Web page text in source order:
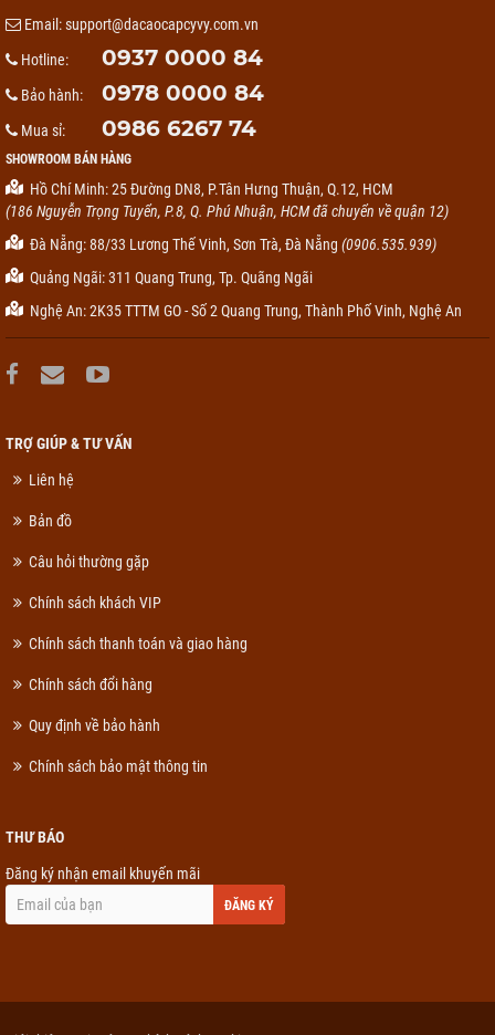
Email:support@dacaocapcyvy.com.vn
Hotline:
0937 0000 84
Bảo hành: 0978 0000 84
Mua sỉ: 0986 6267 74
SHOWROOM BÁN HÀNG
Hồ Chí Minh: 25 Đường DN8, P.Tân Hưng Thuận, Q.12, HCM
(186 Nguyễn Trọng Tuyển, P.8, Q. Phú Nhuận, HCM đã chuyển về quận 12)
Đà Nẵng: 88/33 Lương Thế Vinh, Sơn Trà, Đà Nẵng (0906.535.939)
Quảng Ngãi: 311 Quang Trung, Tp. Quãng Ngãi
Nghệ An: 2K35 TTTM GO - Số 2 Quang Trung, Thành Phố Vinh, Nghệ An
TRỢ GIÚP & TƯ VẤN
Liên hệ
Bản đồ
Câu hỏi thường gặp
Chính sách khách VIP
Chính sách thanh toán và giao hàng
Chính sách đổi hàng
Quy định về bảo hành
Chính sách bảo mật thông tin
THƯ BÁO
Đăng ký nhận email khuyến mãi
ĐĂNG KÝ